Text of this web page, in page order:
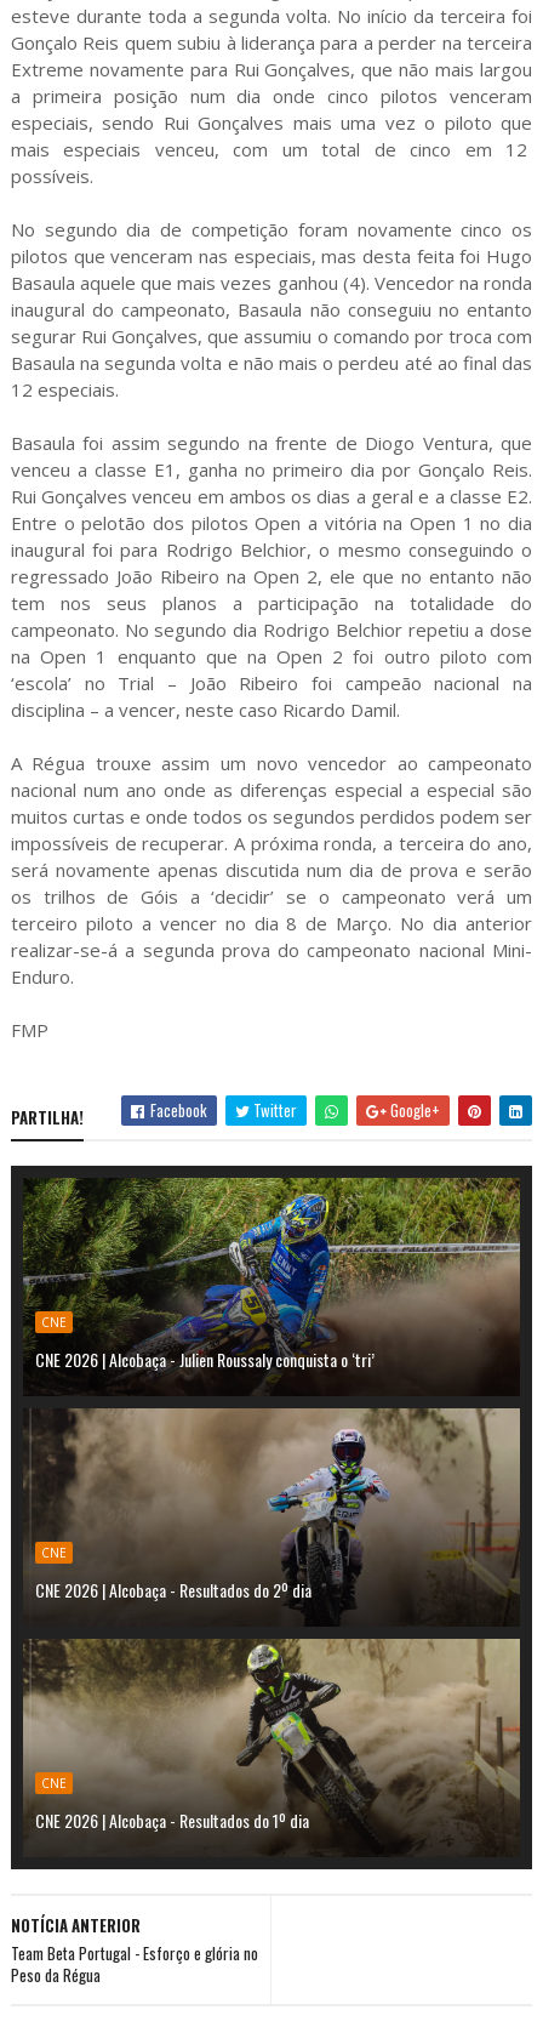
esteve durante toda a segunda volta. No início da terceira foi
Gonçalo Reis quem subiu à liderança para a perder na terceira
Extreme novamente para Rui Gonçalves, que não mais largou
a primeira posição num dia onde cinco pilotos venceram
especiais, sendo Rui Gonçalves mais uma vez o piloto que
mais especiais venceu, com um total de cinco em 12
possíveis.
No segundo dia de competição foram novamente cinco os
pilotos que venceram nas especiais, mas desta feita foi Hugo
Basaula aquele que mais vezes ganhou (4). Vencedor na ronda
inaugural do campeonato, Basaula não conseguiu no entanto
segurar Rui Gonçalves, que assumiu o comando por troca com
Basaula na segunda volta e não mais o perdeu até ao final das
12 especiais.
Basaula foi assim segundo na frente de Diogo Ventura, que
venceu a classe E1, ganha no primeiro dia por Gonçalo Reis.
Rui Gonçalves venceu em ambos os dias a geral e a classe E2.
Entre o pelotão dos pilotos Open a vitória na Open 1 no dia
inaugural foi para Rodrigo Belchior, o mesmo conseguindo o
regressado João Ribeiro na Open 2, ele que no entanto não
tem nos seus planos a participação na totalidade do
campeonato. No segundo dia Rodrigo Belchior repetiu a dose
na Open 1 enquanto que na Open 2 foi outro piloto com
‘escola’ no Trial – João Ribeiro foi campeão nacional na
disciplina – a vencer, neste caso Ricardo Damil.
A Régua trouxe assim um novo vencedor ao campeonato
nacional num ano onde as diferenças especial a especial são
muitos curtas e onde todos os segundos perdidos podem ser
impossíveis de recuperar. A próxima ronda, a terceira do ano,
será novamente apenas discutida num dia de prova e serão
os trilhos de Góis a ‘decidir’ se o campeonato verá um
terceiro piloto a vencer no dia 8 de Março. No dia anterior
realizar-se-á a segunda prova do campeonato nacional Mini-
Enduro.
FMP
PARTILHA! Facebook Twitter Google+
CNE
CNE 2026 | Alcobaça - Julien Roussaly conquista o ‘tri’
CNE
CNE 2026 | Alcobaça - Resultados do 2º dia
CNE
CNE 2026 | Alcobaça - Resultados do 1º dia
NOTÍCIA ANTERIOR
Team Beta Portugal - Esforço e glória no
Peso da Régua